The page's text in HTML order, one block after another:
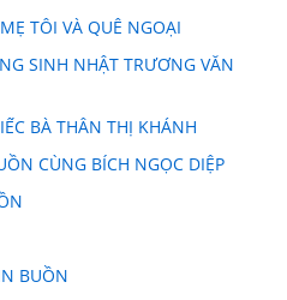
MẸ TÔI VÀ QUÊ NGOẠI
SINH NHẬT TRƯƠNG VĂN
BÀ THÂN THỊ KHÁNH
CÙNG BÍCH NGỌC DIỆP
BUỒN